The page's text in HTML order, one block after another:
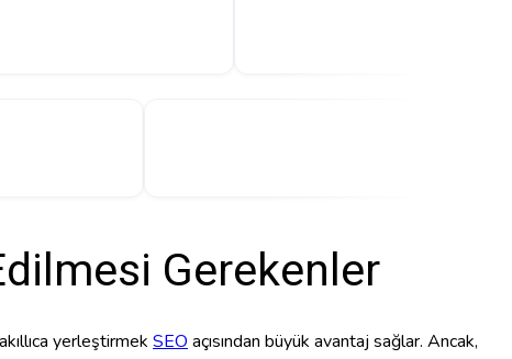
Gerekenler
yerleştirmek SEO açısından büyük avantaj sağlar. Ancak,